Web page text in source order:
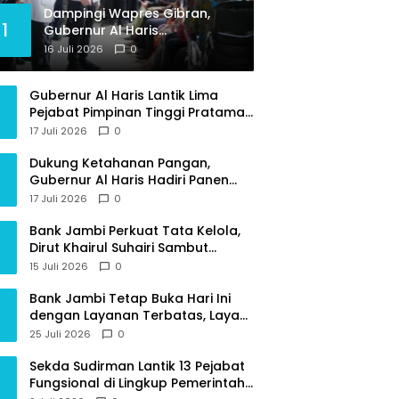
1
Dampingi Wapres Gibran,
Gubernur Al Haris
Perjuangkan MRI Baru dan
Tambahan Dokter Spesialis
16 Juli 2026 0
Gubernur Al Haris Lantik Lima
Pejabat Pimpinan Tinggi Pratama,
Tekankan Penguatan Kinerja dan
17 Juli 2026 0
Dukung Ketahanan Pangan,
Gubernur Al Haris Hadiri Panen
Raya TNI di Kabupaten
17 Juli 2026 0
Bank Jambi Perkuat Tata Kelola,
Dirut Khairul Suhairi Sambut
Sinergi Strategis Bersama BPKP
15 Juli 2026 0
Bank Jambi Tetap Buka Hari Ini
dengan Layanan Terbatas, Layani
Penggantian Kartu ATM dan
25 Juli 2026 0
Sekda Sudirman Lantik 13 Pejabat
Fungsional di Lingkup Pemerintah